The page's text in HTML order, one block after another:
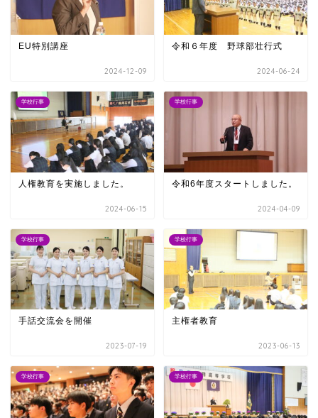
EU特別講座
2024-12-09
令和６年度 野球部壮行式
2024-06-24
学校行事
人権教育を実施しました。
2024-06-15
学校行事
令和6年度スタートしました。
2024-04-09
学校行事
手話交流会を開催
2023-07-19
学校行事
主権者教育
2023-06-13
学校行事 学校行事